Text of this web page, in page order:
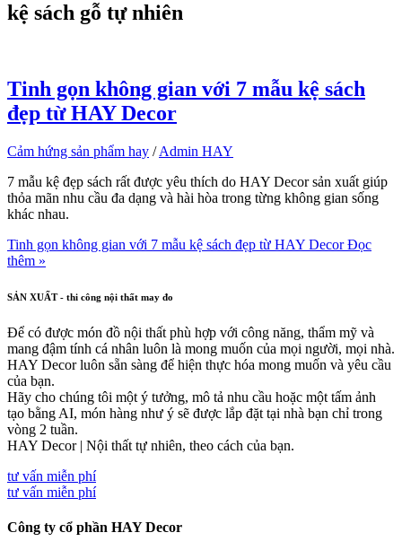
kệ sách gỗ tự nhiên
Tinh gọn không gian với 7 mẫu kệ sách
đẹp từ HAY Decor
Cảm hứng sản phẩm hay /Admin HAY
7 mẫu kệ đẹp sách rất được yêu thích do HAY Decor sản xuất giúp
thỏa mãn nhu cầu đa dạng và hài hòa trong từng không gian sống
khác nhau.
Tinh gọn không gian với 7 mẫu kệ sách đẹp từ HAY DecorĐọc
thêm »
SẢN XUẤT - thi công nội thất may đo
Để có được món đồ nội thất phù hợp với công năng, thẩm mỹ và
mang đậm tính cá nhân luôn là mong muốn của mọi người, mọi nhà.
HAY Decor luôn sẵn sàng để hiện thực hóa mong muốn và yêu cầu
của bạn.
Hãy cho chúng tôi một ý tưởng, mô tả nhu cầu hoặc một tấm ảnh
tạo bằng AI, món hàng như ý sẽ được lắp đặt tại nhà bạn chỉ trong
vòng 2 tuần.
HAY Decor | Nội thất tự nhiên, theo cách của bạn.
tư vấn miễn phí
tư vấn miễn phí
Công ty cổ phần HAY Decor